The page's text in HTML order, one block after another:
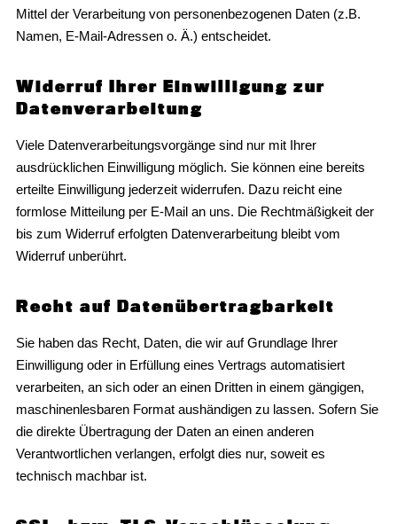
Mittel der Verarbeitung von personenbezogenen Daten (z.B.
Namen, E-Mail-Adressen o. Ä.) entscheidet.
Widerruf Ihrer Einwilligung zur
Datenverarbeitung
Viele Datenverarbeitungsvorgänge sind nur mit Ihrer
ausdrücklichen Einwilligung möglich. Sie können eine bereits
erteilte Einwilligung jederzeit widerrufen. Dazu reicht eine
formlose Mitteilung per E-Mail an uns. Die Rechtmäßigkeit der
bis zum Widerruf erfolgten Datenverarbeitung bleibt vom
Widerruf unberührt.
Recht auf Datenübertragbarkeit
Sie haben das Recht, Daten, die wir auf Grundlage Ihrer
Einwilligung oder in Erfüllung eines Vertrags automatisiert
verarbeiten, an sich oder an einen Dritten in einem gängigen,
maschinenlesbaren Format aushändigen zu lassen. Sofern Sie
die direkte Übertragung der Daten an einen anderen
Verantwortlichen verlangen, erfolgt dies nur, soweit es
technisch machbar ist.